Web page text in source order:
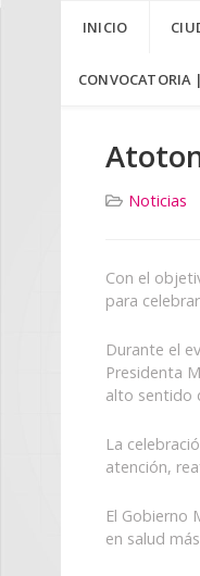
INICIO
Noticias
Con el
para
Durante el
Presidenta
alto sentido
La
atención,
El Gobierno
en salud